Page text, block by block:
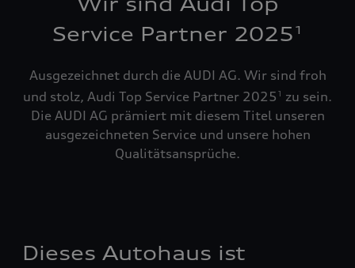
Service Partner 2025 1
Ausgezeichnet durch die AUDI AG. Wir sind froh
und stolz, Audi Top Service Partner 2025 1
zu sein.
Die AUDI AG prämiert mit diesem Titel unseren
ausgezeichneten Service und unsere hohen
Qualitätsansprüche.
Dieses Autohaus ist